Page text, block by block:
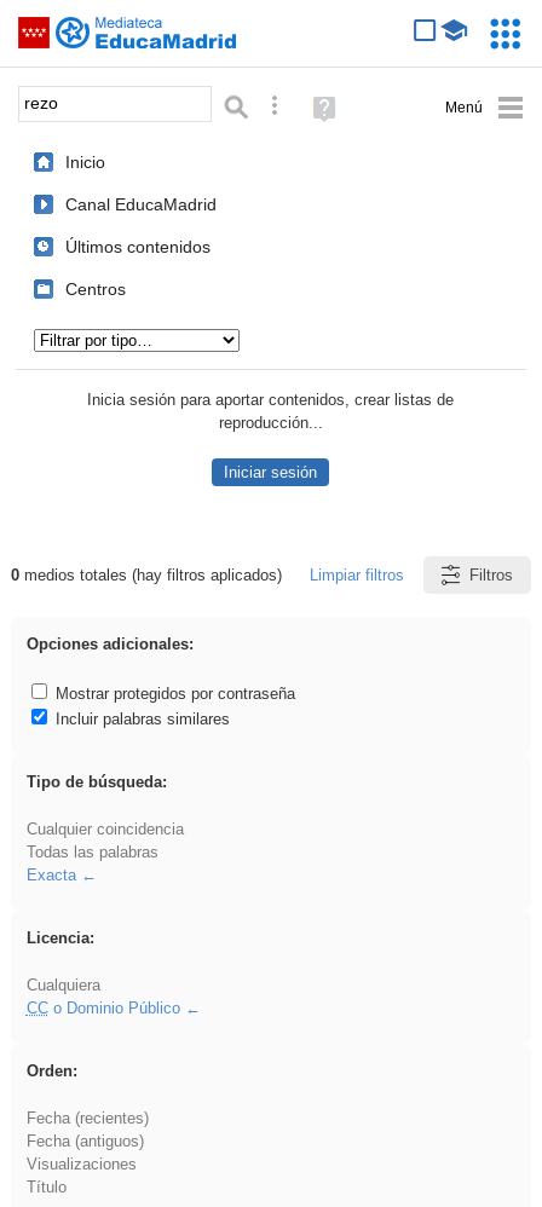
Saltar navegación
Palabra o frase: Búsqueda avanzada
Ayuda
(en
Inicio
Canal EducaMadrid
Últimos contenidos
Centros
Inicia sesión para aportar contenidos, crear listas de
reproducción...
Iniciar sesión
Resultados de: rezo
0medios totales (hay filtros aplicados) Limpiar filtros Filtros
Opciones adicionales:
Mostrar protegidos por contraseña
Incluir palabras similares
Tipo de búsqueda:
Cualquier coincidencia
Todas las palabras
Exacta
Licencia:
Cualquiera
CCo Dominio Público
Orden:
Fecha (recientes)
Fecha (antiguos)
Visualizaciones
Título